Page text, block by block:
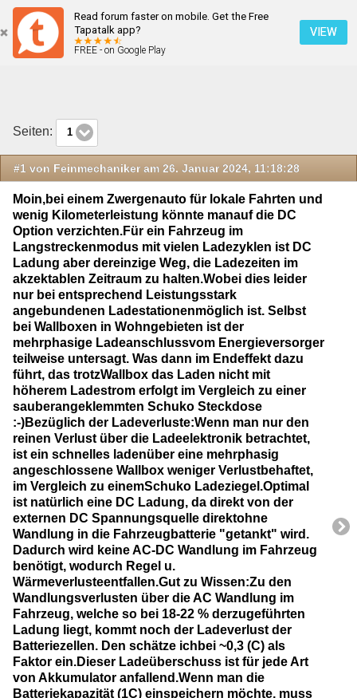
Read forum faster on mobile. Get the Free
Tapatalk app?
FREE - on Google Play
VIEW
Neueste Beiträge
Seiten: 1
#1 von Feinmechaniker am 26. Januar 2024, 11:18:28
Moin,bei einem Zwergenauto für lokale Fahrten und
wenig Kilometerleistung könnte manauf die DC
Option verzichten.Für ein Fahrzeug im
Langstreckenmodus mit vielen Ladezyklen ist DC
Ladung aber dereinzige Weg, die Ladezeiten im
akzektablen Zeitraum zu halten.Wobei dies leider
nur bei entsprechend Leistungsstark
angebundenen Ladestationenmöglich ist. Selbst
bei Wallboxen in Wohngebieten ist der
mehrphasige Ladeanschlussvom Energieversorger
teilweise untersagt. Was dann im Endeffekt dazu
führt, das trotzWallbox das Laden nicht mit
höherem Ladestrom erfolgt im Vergleich zu einer
sauberangeklemmten Schuko Steckdose
:-)Bezüglich der Ladeverluste:Wenn man nur den
reinen Verlust über die Ladeelektronik betrachtet,
ist ein schnelles ladenüber eine mehrphasig
angeschlossene Wallbox weniger Verlustbehaftet,
im Vergleich zu einemSchuko Ladeziegel.Optimal
ist natürlich eine DC Ladung, da direkt von der
externen DC Spannungsquelle direktohne
Wandlung in die Fahrzeugbatterie "getankt" wird.
Dadurch wird keine AC-DC Wandlung im Fahrzeug
benötigt, wodurch Regel u.
Wärmeverlusteentfallen.Gut zu Wissen:Zu den
Wandlungsverlusten über die AC Wandlung im
Fahrzeug, welche so bei 18-22 % derzugeführten
Ladung liegt, kommt noch der Ladeverlust der
Batteriezellen. Den schätze ichbei ~0,3 (C) als
Faktor ein.Dieser Ladeüberschuss ist für jede Art
von Akkumulator anfallend.Wenn man die
Batteriekapazität (1C) einspeichern möchte, muss